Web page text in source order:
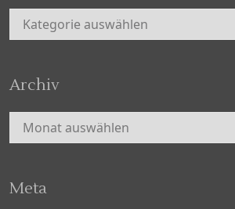
Kategorien
Archiv
Archiv
Meta